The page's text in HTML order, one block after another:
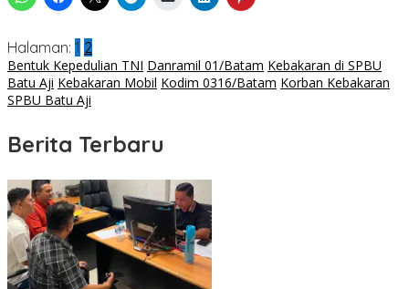
Halaman: 1 2
Bentuk Kepedulian TNI Danramil 01/Batam Kebakaran di SPBU
Batu Aji Kebakaran Mobil Kodim 0316/Batam Korban Kebakaran
SPBU Batu Aji
Berita Terbaru